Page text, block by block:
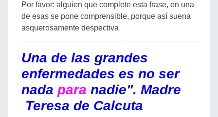
Por favor: alguien que complete esta frase, en una
de esas se pone comprensible, porque así suena
asquerosamente despectiva
Una de las grandes
enfermedades es no ser
nada para nadie". Madre
Teresa de Calcuta